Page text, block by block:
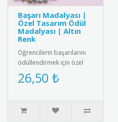
Başarı Madalyası |
Özel Tasarım Ödül
Madalyası | Altın
Renk
Öğrencilerin başarılarını
ödüllendirmek için özel
tasarım altın renkli başarı
madalyası. Kaliteli me..
26,50 ₺